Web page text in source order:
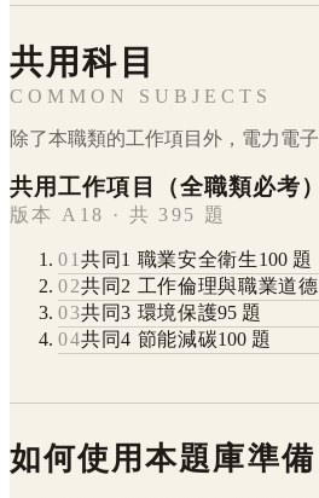
共用科目
COMMON SUBJECTS
除了本職類的工作項目外， 電力電子
共用工作項目（全職類必考）
版本 A18 · 共 395 題
01共同1 職業安全衛生100題
02共同2 工作倫理與職業道德
03共同3 環境保護95 題
04共同4 節能減碳100 題
如何使用本題庫準備